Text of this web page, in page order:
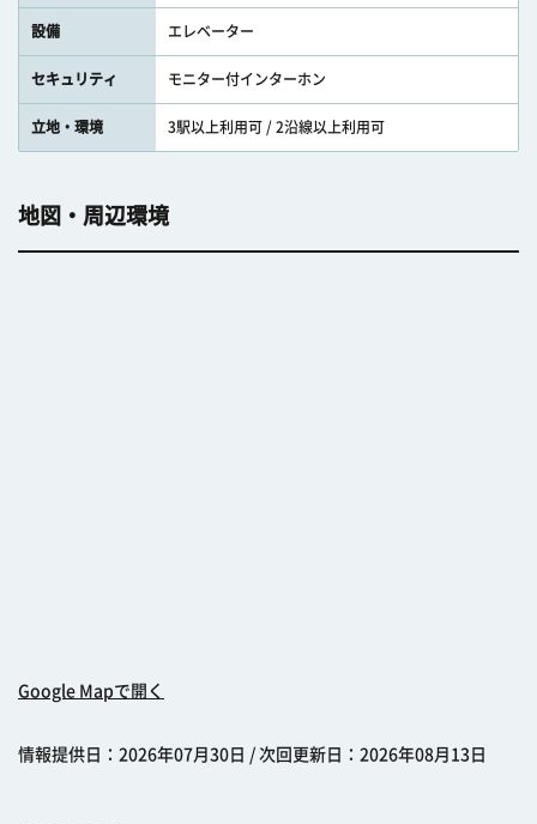
設備 エレベーター
セキュリティ モニター付インターホン
立地・環境 3駅以上利用可 / 2沿線以上利用可
地図・周辺環境
Google Mapで開く
情報提供日：2026年07月30日 / 次回更新日：2026年08月13日